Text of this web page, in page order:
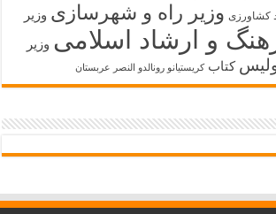
کشاورزی وزیر راه و شهرسازی وزیر
و ارشاد اسلامی وزیر
کتاب کریستیانو رونالدو النصر عربستان